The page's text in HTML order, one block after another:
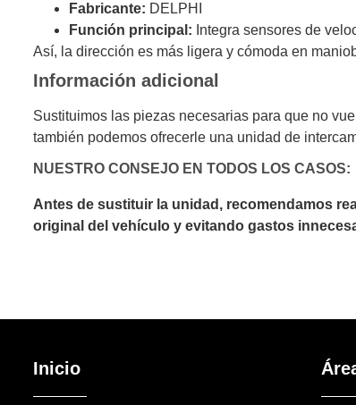
Fabricante: DELPHI
Función principal: Integra sensores de
Así, la dirección es más ligera y cómoda en
Información adicional
Sustituimos las piezas necesarias para que no
también podemos ofrecerle una unidad de
NUESTRO CONSEJO EN TODOS LOS CASOS:
Antes de sustituir la unidad, recomendamos
original del vehículo y evitando gastos
Inicio